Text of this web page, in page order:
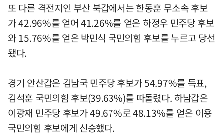
또 다른 격전지인 부산 북갑에서는 한동훈 무소속 후보
가 42.96%를 얻어 41.26%를 얻은 하정우 민주당 후보
와 15.76%를 얻은 박민식 국민의힘 후보를 누르고 당선
됐다.
경기 안산갑은 김남국 민주당 후보가 54.97%를 득표,
김석훈 국민의힘 후보(39.63%)를 따돌렸다. 하남갑은
이광재 민주당 후보가 49.67%로 48.13%를 얻은 이용
국민의힘 후보에게 신승했다.